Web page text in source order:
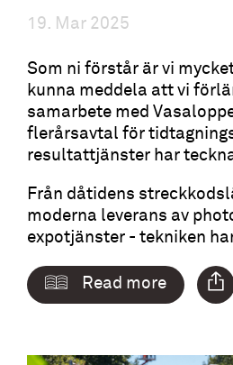
19. Mar 2025
Som ni förstår är vi
kunna meddela att vi
samarbete med
flerårsavtal för
resultattjänster har
Från dåtidens
moderna leverans av
expotjänster - tekniken
Read more